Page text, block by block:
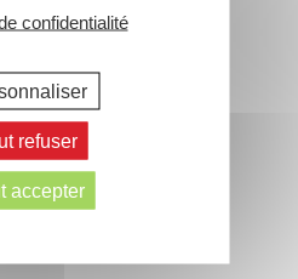
confidentialité
refuser
accepter